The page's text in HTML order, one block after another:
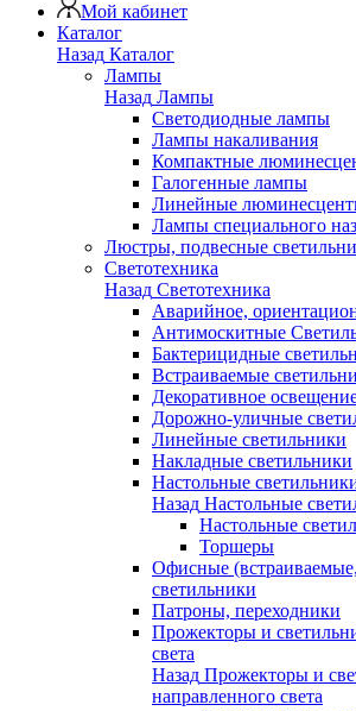
Мой кабинет
Каталог
Назад Каталог
Лампы
Назад Лампы
Светодиодные лампы
Лампы накаливания
Компактные
Галогенные лампы
Линейные
Лампы специального
Люстры, подвесные
Светотехника
Назад Светотехника
Аварийное,
Антимоскитные
Бактерицидные
Встраиваемые
Декоративное
Дорожно-уличные
Линейные светильники
Накладные светильники
Настольные
Назад Настольные
Настольные
Торшеры
Офисные
светильники
Патроны, переходники
Прожекторы и
света
Назад Прожекторы и
направленного света